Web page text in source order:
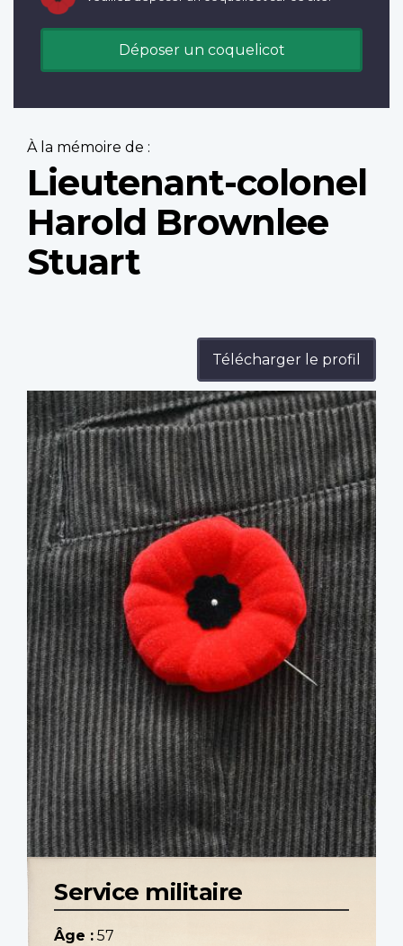
Déposer un coquelicot
À la mémoire de :
Lieutenant-colonel
Harold Brownlee
Stuart
Télécharger le profil
Profile
image
Service militaire
Âge : 57